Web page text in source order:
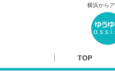
横浜から
TOP